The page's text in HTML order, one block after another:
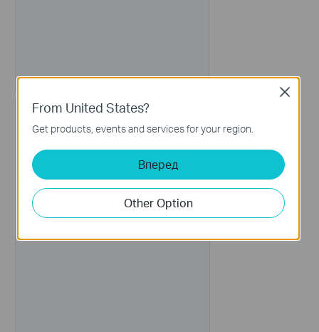
From United States?
Get products, events and services for your region.
Вперед
Other Option
Close